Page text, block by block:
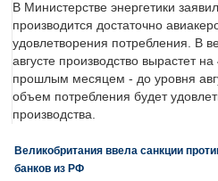
В Министерстве энергетики
производится достаточно
удовлетворения потребления. В
августе производство вырастет
прошлым месяцем - до уровня
объем потребления будет
производства.
Великобритания ввела санкции
банков из РФ